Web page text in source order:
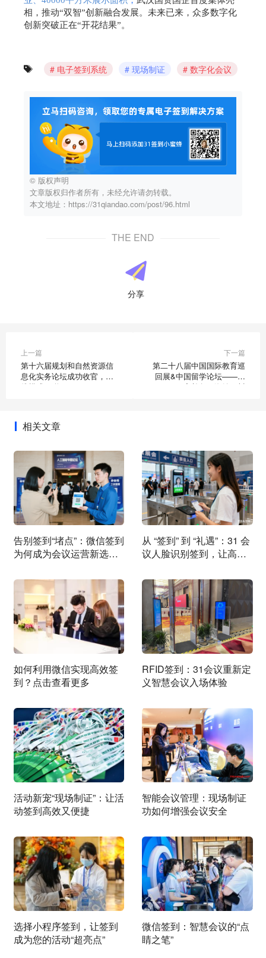
相，推动“双智”创新融合发展。未来已来，众多数字化
创新突破正在“开花结果”。
电子签到系统 现场制证 数字化会议
© 版权声明
文章版权归作者所有，未经允许请勿转载。
本文地址：https://31qiandao.com/post/96.html
THE END
分享
上一篇
第十六届规划和自然资源信
息化实务论坛成功收官，双
线模式互联互研
下一篇
第二十八届中国国际教育巡
回展&中国留学论坛——兼
容并包，海纳百川
相关文章
告别签到“堵点”：微信签到
为何成为会议运营新选
从 “签到” 到 “礼遇”：31 会
议人脸识别签到，让高端
如何利用微信实现高效签
到？点击查看更多
RFID签到：31会议重新定
义智慧会议入场体验
活动新宠“现场制证”：让活
动签到高效又便捷
智能会议管理：现场制证
功如何增强会议安全
选择小程序签到，让签到
成为您的活动“超亮点”
微信签到：智慧会议的“点
睛之笔”